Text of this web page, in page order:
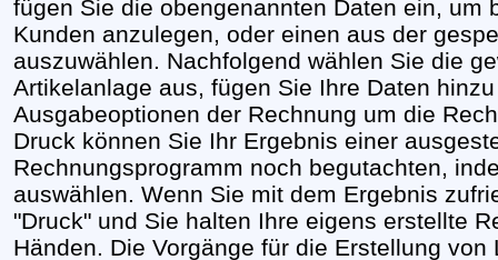
fügen Sie die obengenannten Daten ein, um
Kunden anzulegen, oder einen aus der
auszuwählen. Nachfolgend wählen Sie die
Artikelanlage aus, fügen Sie Ihre Daten
Ausgabeoptionen der Rechnung um die
Druck können Sie Ihr Ergebnis einer
Rechnungsprogramm noch begutachten,
auswählen. Wenn Sie mit dem Ergebnis
"Druck" und Sie halten Ihre eigens erstellte
Händen. Die Vorgänge für die Erstellung